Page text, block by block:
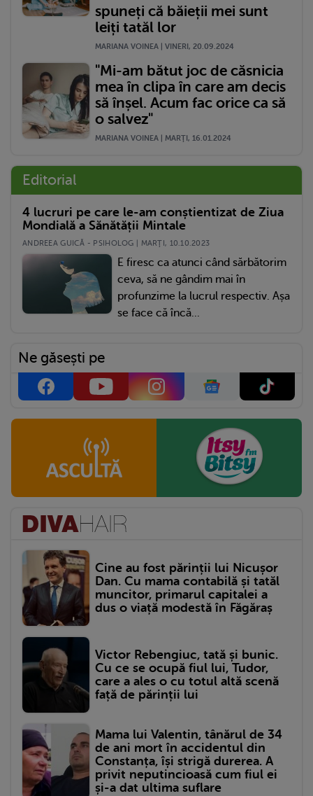
spuneți că băieții mei sunt
leiți tatăl lor
MARIANA VOINEA | VINERI, 20.09.2024
"Mi-am bătut joc de căsnicia
mea în clipa în care am decis
să înșel. Acum fac orice ca să
o salvez"
MARIANA VOINEA | MARŢI, 16.01.2024
Editorial
4 lucruri pe care le-am conștientizat de Ziua
Mondială a Sănătății Mintale
ANDREEA GUICĂ - PSIHOLOG | MARŢI, 10.10.2023
E firesc ca atunci când sărbătorim
ceva, să ne gândim mai în
profunzime la lucrul respectiv. Așa
se face că încă...
Ne găsești pe
Cine au fost părinții lui Nicușor
Dan. Cu mama contabilă și tatăl
muncitor, primarul capitalei a
dus o viață modestă în Făgăraș
Victor Rebengiuc, tată și bunic.
Cu ce se ocupă fiul lui, Tudor,
care a ales o cu totul altă scenă
față de părinții lui
Mama lui Valentin, tânărul de 34
de ani mort în accidentul din
Constanța, își strigă durerea. A
privit neputincioasă cum fiul ei
și-a dat ultima suflare